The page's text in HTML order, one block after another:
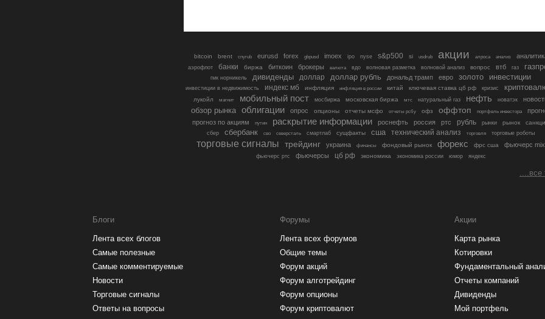
bitcoin brent cnyrub eurusd forex gbpusd imoex ipo nyse s&p500 si usdrub акции алроса анализ
аэрофлот банки биржа биткоин брокеры валюта вдо волновая разметка волновой анализ вопрос втб газ
гмк норникель дивиденды доллар доллар рубль дональд трамп евро золото инвестиции
инвестиции в недвижимость индекс мб инфляция инфляция в россии китай ключевая ставка цб рф кризис
лукойл магнит мобильный пост мосбиржа московская биржа мтс натуральный газ нефть новатэк
обзор рынка облигации опрос опционы отчеты мсфо отчеты рсбу офз оффтоп портфель инвестора
прогноз по акциям
путин раскрытие информации роснефть россия ртс рубль рынки рынок
сбер сбербанк сво северсталь смартлаб сущфакты сша технический анализ торговля торговые роботы
торговые сигналы трейдинг украина финансы фондовый рынок форекс фрс сша фьючерс mix
фьючерс ртс фьючерсы цб рф экономика экономика россии юмор яндекс
....все
Блоги
Лента всех блогов
Самые полезные
Самые комментируемые
Новости
Торговые сигналы
Ответы на вопросы
Форумы
Лента всех форумов
Общие темы
Форум акций
Форум алготрейдинг
Форум опционы
Форум криптовалют
Акции
Карта рынка
Котировки
Фундаментальный
Отчеты компаний
Дивиденды
Мой портфель